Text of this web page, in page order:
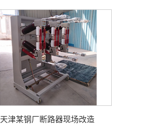
天津某钢厂断路器现场改造